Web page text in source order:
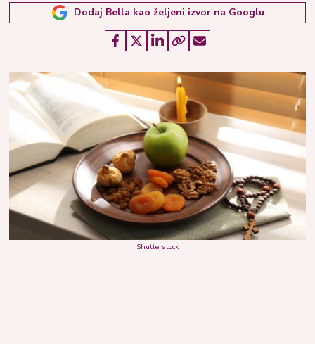
Dodaj Bella kao željeni izvor na Googlu
Shutterstock